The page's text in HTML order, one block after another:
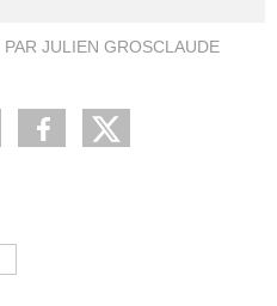
PAR JULIEN GROSCLAUDE